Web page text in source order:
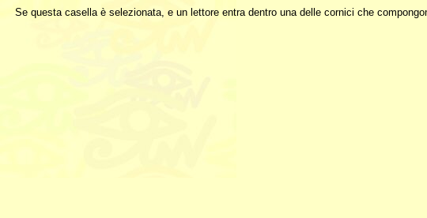
Se questa casella è selezionata, e un lettore entra dentro una delle cornici che